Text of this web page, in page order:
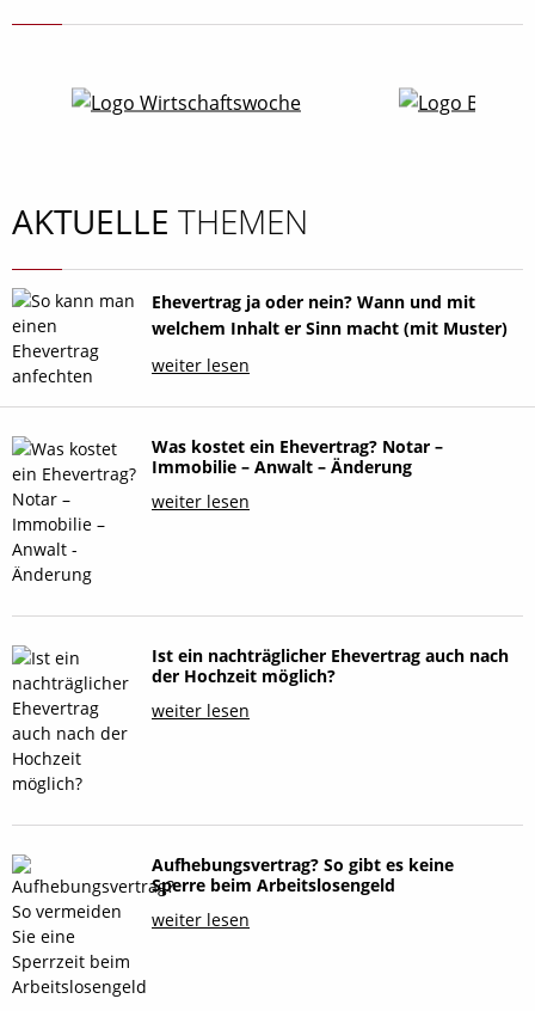
AKTUELLE THEMEN
Ehevertrag ja oder nein? Wann und mit
welchem Inhalt er Sinn macht (mit Muster)
weiter lesen
Was kostet ein Ehevertrag? Notar –
Immobilie – Anwalt – Änderung
weiter lesen
Ist ein nachträglicher Ehevertrag auch nach
der Hochzeit möglich?
weiter lesen
Aufhebungsvertrag? So gibt es keine
Sperre beim Arbeitslosengeld
weiter lesen